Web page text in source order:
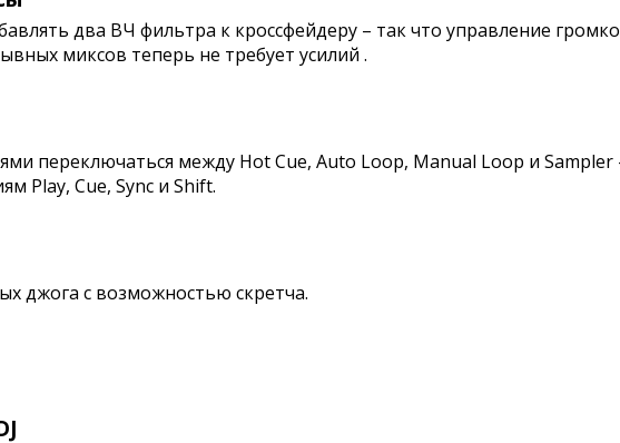
два ВЧ фильтра к кроссфейдеру – так что управление
миксов теперь не требует усилий .
переключаться между Hot Cue, Auto Loop, Manual Loop и Sampler
Play, Cue, Sync и Shift.
джога с возможностью скретча.